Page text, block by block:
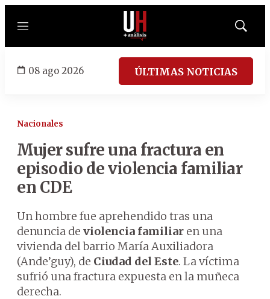
Menú
Mostrar
08 ago 2026 ÚLTIMAS NOTICIAS
Nacionales
Mujer sufre una fractura en
episodio de violencia familiar
en CDE
Un hombre fue aprehendido tras una
denuncia de violencia familiar en una
vivienda del barrio María Auxiliadora
(Ande’guy), de Ciudad del Este. La víctima
sufrió una fractura expuesta en la muñeca
derecha.